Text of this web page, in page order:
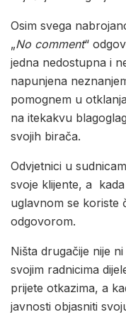
Osim svega
„No comment“
jedna nedostupna i
napunjena
pomognem u
na itekakvu
svojih birača.
Odvjetnici u
svoje klijente, a
uglavnom se koriste
odgovorom.
Ništa drugačije nije
svojim radnicima
prijete otkazima, a
javnosti objasniti